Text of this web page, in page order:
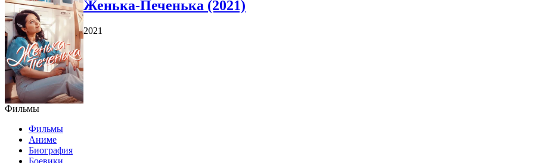
Женька-Печенька (2021)
2021
Фильмы
Фильмы
Аниме
Биография
Боевики